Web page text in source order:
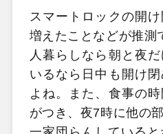
スマートロックの開
増えたことなどが推測
人暮らしなら朝と夜
いるなら日中も開け
よね。また、食事の
がつき、夜7時に他の